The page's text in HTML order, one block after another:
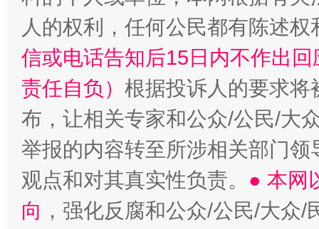
人的权利，任何公民都有陈述
信或电话告知后15日内不作出
责任自负） 根据投诉人的要求将
布，让相关专家和公众/公民/大
举报的内容转至所涉相关部门
观点和对其真实性负责。 ● 本网
向 ，强化反腐和公众/公民/大众